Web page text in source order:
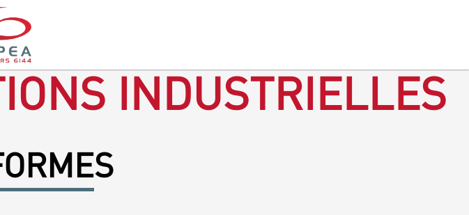
INDUSTRIELLES